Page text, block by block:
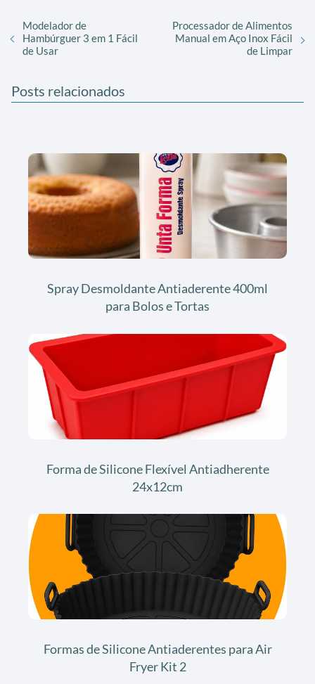
Modelador de
Hambúrguer 3 em 1 Fácil
de Usar
Processador de Alimentos
Manual em Aço Inox Fácil
de Limpar
Posts relacionados
Spray Desmoldante Antiaderente 400ml
para Bolos e Tortas
Forma de Silicone Flexível Antiadherente
24x12cm
Formas de Silicone Antiaderentes para Air
Fryer Kit 2